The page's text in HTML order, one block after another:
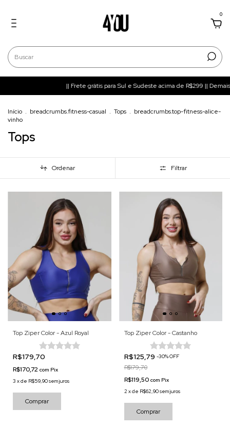
0
|| Frete grátis para Sul e Sudeste acima de R$299 || Demais regiões
Início . breadcrumbs.fitness-casual . Tops . breadcrumbs.top-fitness-alice-
vinho
Tops
Ordenar Filtrar
Top Ziper Color - Azul Royal
R$179,70
R$170,72 com Pix
3 xde R$59,90sem juros
Comprar
Top Ziper Color - Castanho
R$125,79 -30%OFF
R$179,70
R$119,50 com Pix
2 xde R$62,90sem juros
Comprar